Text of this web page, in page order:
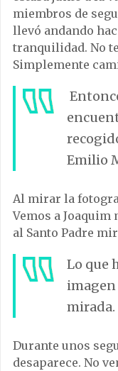
miembros de
llevó andando
tranquilidad. No
Simplemente
Emilio
Al mirar la
Vemos a Joaquim
al Santo Padre
Lo que
imagen
mirada.
Durante unos
desaparece. No